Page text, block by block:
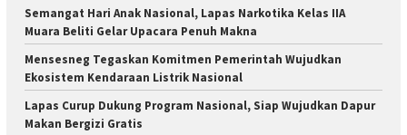
Semangat Hari Anak Nasional, Lapas Narkotika Kelas IIA
Muara Beliti Gelar Upacara Penuh Makna
Mensesneg Tegaskan Komitmen Pemerintah Wujudkan
Ekosistem Kendaraan Listrik Nasional
Lapas Curup Dukung Program Nasional, Siap Wujudkan Dapur
Makan Bergizi Gratis